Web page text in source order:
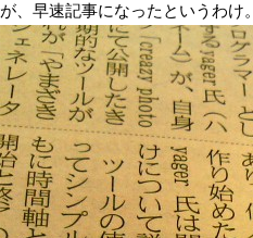
が、早速記事になったというわけ。